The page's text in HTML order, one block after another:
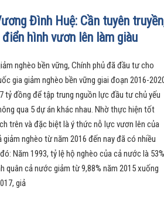
Đình Huệ: Cần tuyên
hình vươn lên làm giàu
nghèo bền vững, Chính phủ đã đầu tư cho
gia giảm nghèo bền vững giai đoạn 2016-
tỷ đồng để tập trung nguồn lực đầu tư chủ yếu
qua 5 dự án khác nhau. Nhờ thực hiện tốt
trên và đặc biệt là ý thức nỗ lực vươn lên của
nghèo từ năm 2016 đến nay đã có nhiều
Năm 1993, tỷ lệ hộ nghèo của cả nước là
quân cả nước giảm từ 9,88% năm 2015 xuống
giả